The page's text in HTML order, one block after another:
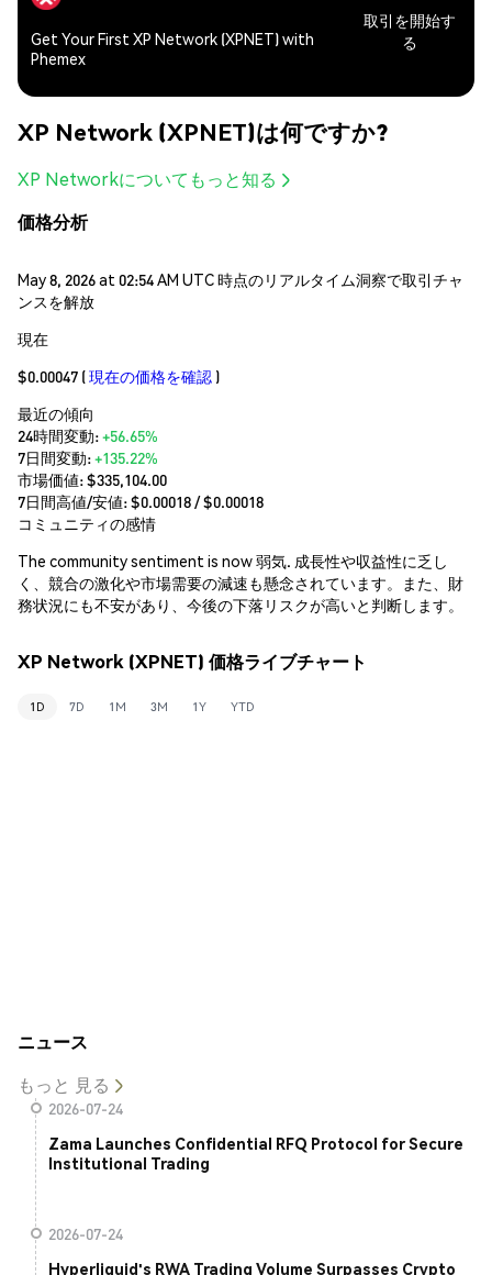
Get Your First XP Network (XPNET) with
Phemex
取引を開始す
る
XP Network (XPNET)は何ですか?
XP Networkについてもっと知る
価格分析
May 8, 2026 at 02:54 AM UTC 時点のリアルタイム洞察で取引チャ
ンスを解放
現在
$0.00047 (現在の価格を確認 )
最近の傾向
24時間変動:+56.65%
7日間変動:+135.22%
市場価値:$335,104.00
7日間高値/安値: $0.00018/ $0.00018
コミュニティの感情
The community sentiment is now 弱気. 成長性や収益性に乏し
く、競合の激化や市場需要の減速も懸念されています。また、財
務状況にも不安があり、今後の下落リスクが高いと判断します。
XP Network (XPNET) 価格ライブチャート
1D 7D 1M 3M 1Y YTD
ニュース
もっと 見る
2026-07-24
Zama Launches Confidential RFQ Protocol for Secure
Institutional Trading
2026-07-24
Hyperliquid's RWA Trading Volume Surpasses Crypto